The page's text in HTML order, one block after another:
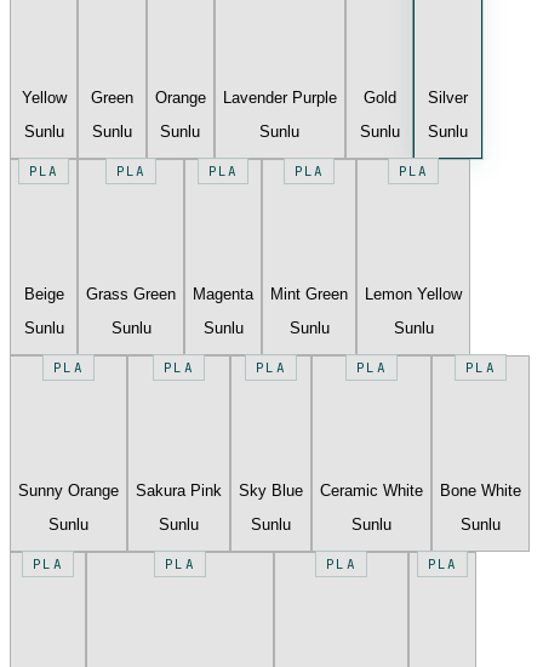
Yellow
Sunlu
Green
Sunlu
Orange
Sunlu
Lavender Purple
Sunlu
Gold
Sunlu
Silver
Sunlu
PLA
Beige
Sunlu
PLA
Grass Green
Sunlu
PLA
Magenta
Sunlu
PLA
Mint Green
Sunlu
PLA
Lemon Yellow
Sunlu
PLA
Sunny Orange
Sunlu
PLA
Sakura Pink
Sunlu
PLA
Sky Blue
Sunlu
PLA
Ceramic White
Sunlu
PLA
Bone White
Sunlu
PLA PLA PLA PLA